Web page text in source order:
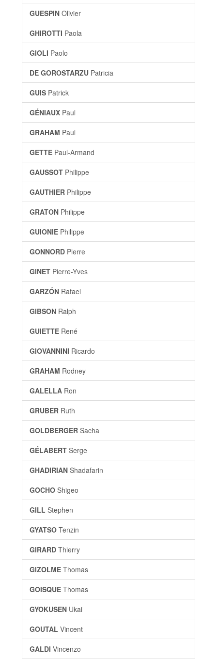
GUESPIN Olivier
GHIROTTI Paola
GIOLI Paolo
DE GOROSTARZU Patricia
GUIS Patrick
GÉNIAUX Paul
GRAHAM Paul
GETTE Paul-Armand
GAUSSOT Philippe
GAUTHIER Philippe
GRATON Philippe
GUIONIE Philippe
GONNORD Pierre
GINET Pierre-Yves
GARZÓN Rafael
GIBSON Ralph
GUIETTE René
GIOVANNINI Ricardo
GRAHAM Rodney
GALELLA Ron
GRUBER Ruth
GOLDBERGER Sacha
GÉLABERT Serge
GHADIRIAN Shadafarin
GOCHO Shigeo
GILL Stephen
GYATSO Tenzin
GIRARD Thierry
GIZOLME Thomas
GOISQUE Thomas
GYOKUSEN Ukai
GOUTAL Vincent
GALDI Vincenzo